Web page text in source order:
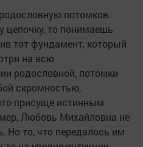
потомков
цепочку, то понимаешь
тот фундамент, который
на всю
родословной, потомки
скромностью,
присуще истинным
Любовь Михайловна не
Но то, что передалось им